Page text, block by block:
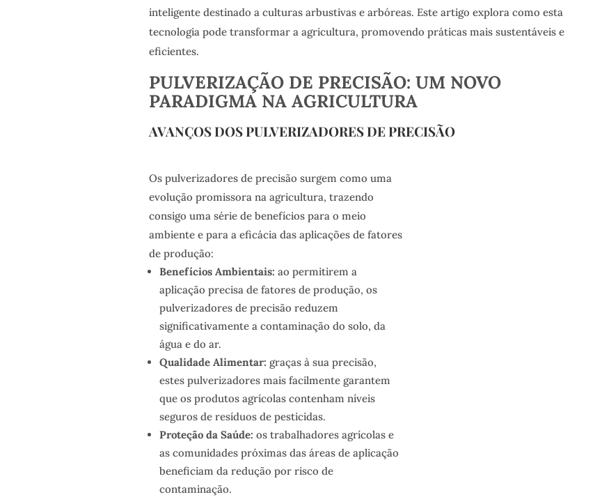
inteligente destinado a culturas arbustivas e arbóreas. Este artigo explora como esta
tecnologia pode transformar a agricultura, promovendo práticas mais sustentáveis e
eficientes.
PULVERIZAÇÃO DE PRECISÃO: UM NOVO
PARADIGMA NA AGRICULTURA
AVANÇOS DOS PULVERIZADORES DE PRECISÃO
Os pulverizadores de precisão surgem como uma
evolução promissora na agricultura, trazendo
consigo uma série de benefícios para o meio
ambiente e para a eficácia das aplicações de fatores
de produção:
Benefícios Ambientais: ao permitirem a
aplicação precisa de fatores de produção, os
pulverizadores de precisão reduzem
significativamente a contaminação do solo, da
água e do ar.
Qualidade Alimentar: graças à sua precisão,
estes pulverizadores mais facilmente garantem
que os produtos agrícolas contenham níveis
seguros de resíduos de pesticidas.
Proteção da Saúde: os trabalhadores agrícolas e
as comunidades próximas das áreas de aplicação
beneficiam da redução por risco de
contaminação.